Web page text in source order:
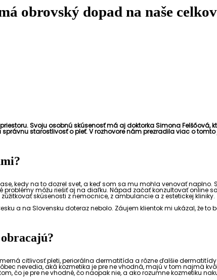
obrovský dopad na naše
Svoju osobnú skúsenosť má aj doktorka Simona
starostlivosť o pleť. V rozhovore nám prezradila viac o
kedy na to dozrel svet, a keď som sa mu mohla venovať
problémy môžu riešiť aj na diaľku. Nápad začať konzultovať online
skúsenosti z nemocnice, z ambulancie a z estetickej kliniky.
a na Slovensku doteraz nebolo. Záujem klientok mi ukázal, že to
citlivosť pleti, periorálna dermatitída a rôzne ďalšie
nevedia, aká kozmetika je pre ne vhodná, majú v tom najmä
čo je pre ne vhodné, čo naopak nie, a ako rozumne kozmetiku